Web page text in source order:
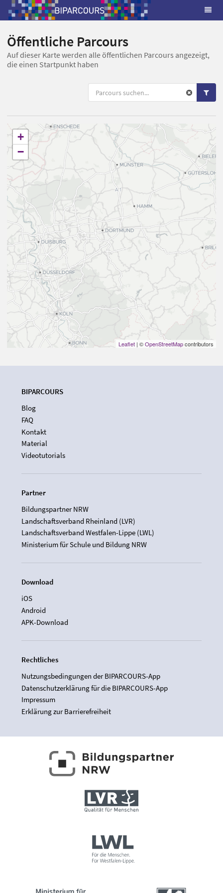
Öffentliche Parcours
Auf dieser Karte werden alle öffentlichen Parcours angezeigt,
die einen Startpunkt haben
+
−
Leaflet | ©OpenStreetMapcontributors
BIPARCOURS
Blog
FAQ
Kontakt
Material
Videotutorials
Partner
Bildungspartner NRW
Landschaftsverband Rheinland (LVR)
Landschaftsverband Westfalen-Lippe (LWL)
Ministerium für Schule und Bildung NRW
Download
iOS
Android
APK-Download
Rechtliches
Nutzungsbedingungen der BIPARCOURS-App
Datenschutzerklärung für die BIPARCOURS-App
Impressum
Erklärung zur Barrierefreiheit